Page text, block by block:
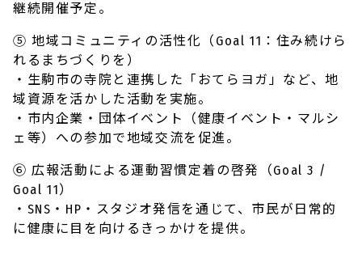
継続開催予定。
⑤ 地域コミュニティの活性化（Goal 11：住み続けら
れるまちづくりを）
・生駒市の寺院と連携した「おてらヨガ」など、地
域資源を活かした活動を実施。
・市内企業・団体イベント（健康イベント・マルシ
ェ等）への参加で地域交流を促進。
⑥ 広報活動による運動習慣定着の啓発（Goal 3 /
Goal 11）
・SNS・HP・スタジオ発信を通じて、市民が日常的
に健康に目を向けるきっかけを提供。